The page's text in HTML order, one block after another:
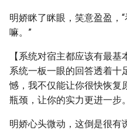
明娇眯了眯眼，笑意盈盈，
嘛。”
【系统对宿主都应该有最基
系统一板一眼的回答透着十
憾，我不仅能让你很快恢复
瓶颈，让你的实力更进一步
明娇心头微动，这倒是很有